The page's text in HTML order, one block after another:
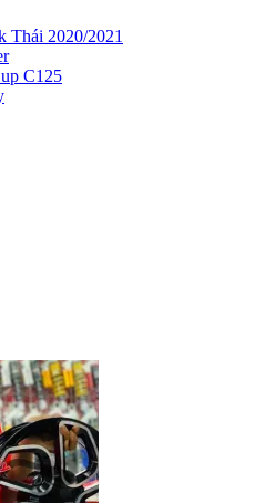
Thái 2020/2021
C125